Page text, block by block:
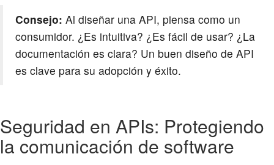
Consejo: Al diseñar una API, piensa como un
consumidor. ¿Es intuitiva? ¿Es fácil de usar? ¿La
documentación es clara? Un buen diseño de API
es clave para su adopción y éxito.
Seguridad en APIs: Protegiendo
la comunicación de software